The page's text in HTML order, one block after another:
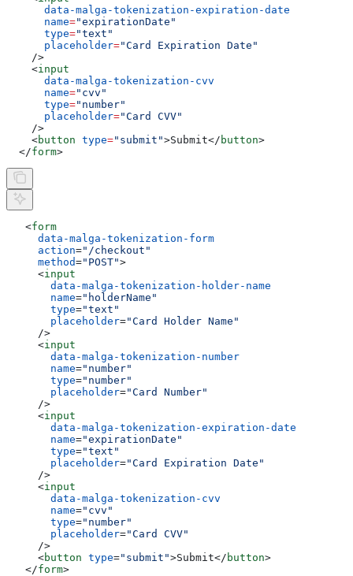
      data-malga-tokenization-expiration-date
      name
="expirationDate"
      type
="text"
      placeholder
="Card Expiration Date"
    />
    <
input
      data-malga-tokenization-cvv
      name
="cvv"
      type
="number"
      placeholder
="Card CVV"
    />
    <
button type="submit">Submit</ button>
  </
form>
   <
form
     data-malga-tokenization-form
     action
="/checkout"
     method
="POST">
     <
input
       data-malga-tokenization-holder-name
       name
="holderName"
       type
="text"
       placeholder
="Card Holder Name"
     />
     <
input
       data-malga-tokenization-number
       name
="number"
       type
="number"
       placeholder
="Card Number"
     />
     <
input
       data-malga-tokenization-expiration-date
       name
="expirationDate"
       type
="text"
       placeholder
="Card Expiration Date"
     />
     <
input
       data-malga-tokenization-cvv
       name
="cvv"
       type
="number"
       placeholder
="Card CVV"
     />
     <
button type="submit">Submit</ button>
   </
form>